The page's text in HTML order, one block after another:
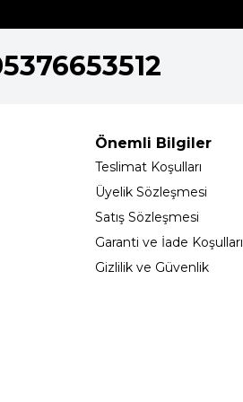
Önemli Bilgiler
Teslimat Koşulları
Üyelik Sözleşmesi
Satış Sözleşmesi
Garanti ve İade Koşulları
Gizlilik ve Güvenlik